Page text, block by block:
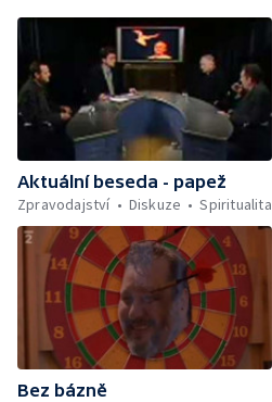
Aktuální beseda - papež
Zpravodajství
Diskuze Spiritualita
Bez bázně